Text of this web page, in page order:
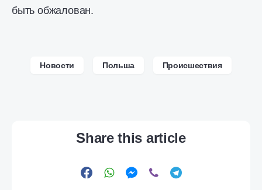
быть обжалован.
Новости Польша Происшествия
Share this article